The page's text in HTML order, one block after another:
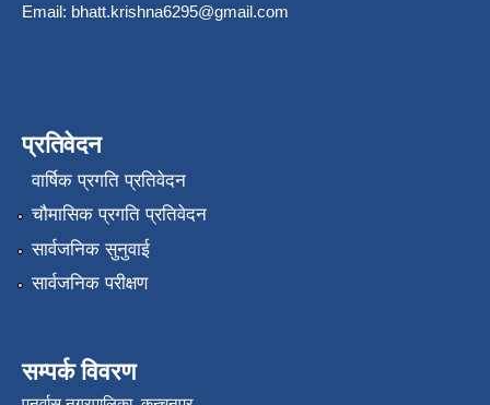
Email: bhatt.krishna6295@gmail.com
प्रतिवेदन
वार्षिक प्रगति प्रतिवेदन
चौमासिक प्रगति प्रतिवेदन
सार्वजनिक सुनुवाई
सार्वजनिक परीक्षण
सम्पर्क विवरण